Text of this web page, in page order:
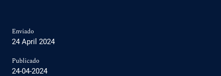
Enviado
24 April 2024
Publicado
24-04-2024